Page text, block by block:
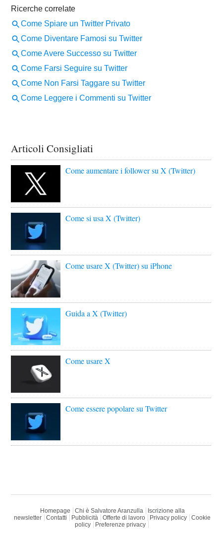
Articoli Consigliati
Come aumentare i follower su X (Twitter)
Come si usa X (Twitter)
Come usare X (Twitter) su iPhone
Guida a X (Twitter)
Come usare X
Come essere popolare su Twitter
Homepage Chi è Salvatore Aranzulla
Iscrizione alla
newsletter
Contatti Pubblicità Offerte di lavoro Privacy policy
Cookie
policy
Preferenze privacy